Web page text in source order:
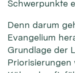
Schwerpunkte
Denn darum
Evangelium
Grundlage der
Priorisierungen